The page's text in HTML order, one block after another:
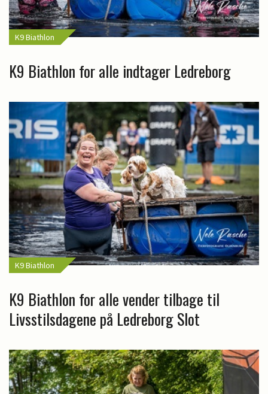
K9 Biathlon
K9 Biathlon for alle indtager Ledreborg
K9 Biathlon
K9 Biathlon for alle vender tilbage til
Livsstilsdagene på Ledreborg Slot